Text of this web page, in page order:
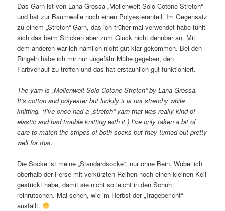
Das Garn ist von Lana Grossa „Meilenweit Solo Cotone Stretch“
und hat zur Baumwolle noch einen Polyesteranteil. Im Gegensatz
zu einem „Stretch“ Garn, das ich früher mal verwendet habe fühlt
sich das beim Stricken aber zum Glück nicht dehnbar an. Mit
dem anderen war ich nämlich nicht gut klar gekommen. Bei den
Ringeln habe ich mir nur ungefähr Mühe gegeben, den
Farbverlauf zu treffen und das hat erstaunlich gut funktioniert.
The yarn is „Meilenweit Solo Cotone Stretch“ by Lana Grossa.
It’s cotton and polyester but luckily it is not stretchy while
knitting. (I’ve once had a „stretch“ yarn that was really kind of
elastic and had trouble knitting with it.) I’ve only taken a bit of
care to match the stripes of both socks but they turned out pretty
well for that.
Die Socke ist meine „Standardsocke“, nur ohne Bein. Wobei ich
oberhalb der Ferse mit verkürzten Reihen noch einen kleinen Keil
gestrickt habe, damit sie nicht so leicht in den Schuh
reinrutschen. Mal sehen, wie im Herbst der „Tragebericht“
ausfällt.